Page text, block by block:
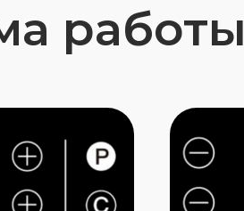
работы